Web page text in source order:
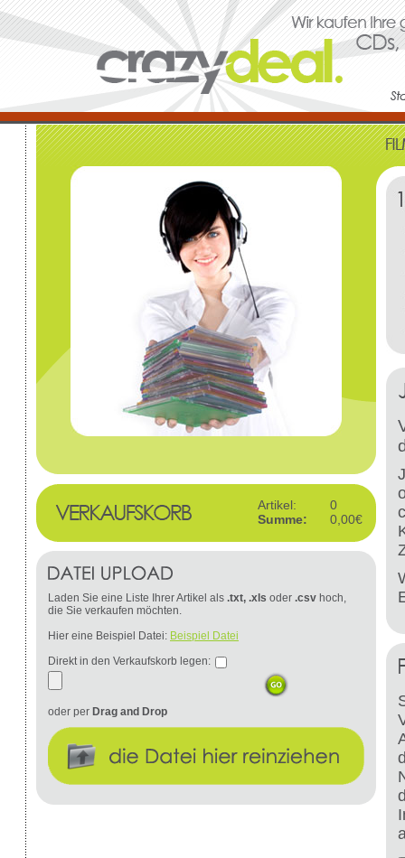
Artikel:
0
Summe:
0,00€
Laden Sie eine Liste Ihrer Artikel als .txt, .xls oder .csv hoch,
die Sie verkaufen möchten.
Hier eine Beispiel Datei: Beispiel Datei
Direkt in den Verkaufskorb legen:
oder per Drag and Drop